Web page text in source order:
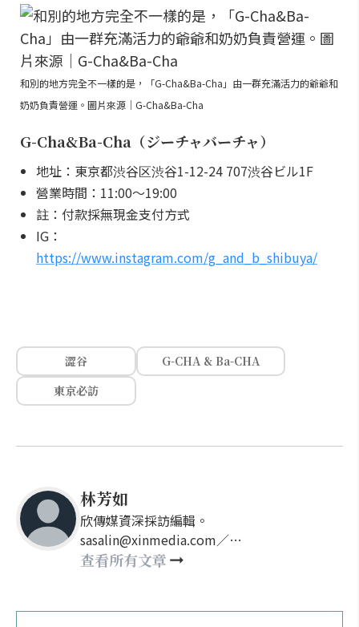
和別的地方完全不一樣的是，「G-Cha&Ba-Cha」由一群充滿活力的爺爺和
奶奶負責營運。圖片來源｜G-Cha&Ba-Cha
G-Cha&Ba-Cha（ジーチャバーチャ）
地址：東京都渋谷区渋谷1-12-24 707渋谷ビル1F
營業時間：11:00～19:00
註：付款採無現金支付方式
IG：
https://www.instagram.com/g_and_b_shibuya/
澀谷
G-CHA & Ba-CHA
東京必訪
林芳如
欣傳媒資深採訪編輯。
sasalin@xinmedia.com／
happy21917@gmail.com
查看所有文章